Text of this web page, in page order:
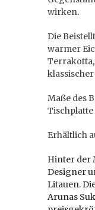
wirken.
Die
warmer
Maße des
Tischplatte
Erhältlich
Hinter der
Designer
Litauen.
Arunas